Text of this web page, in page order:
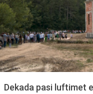
Dekada pasi luftimet